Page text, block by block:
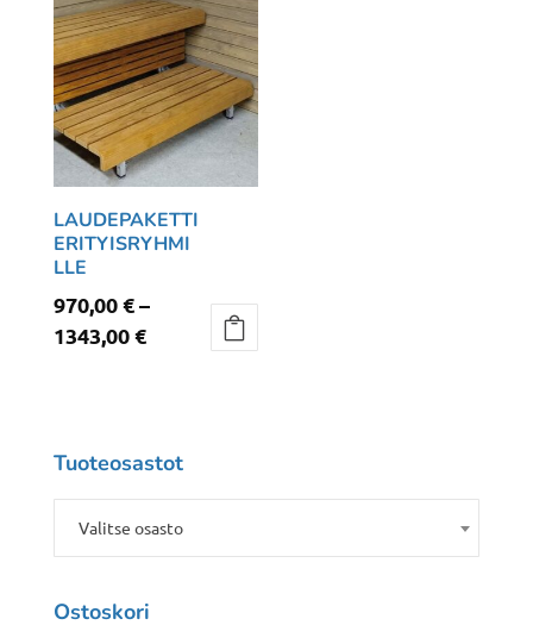
LAUDEPAKETTI
ERITYISRYHMI
LLE
970,00€–
1343,00€Hintaluokka:
useampi
Voit
tehdä
tuotteen
Tuoteosastot
Valitse osasto
Ostoskori